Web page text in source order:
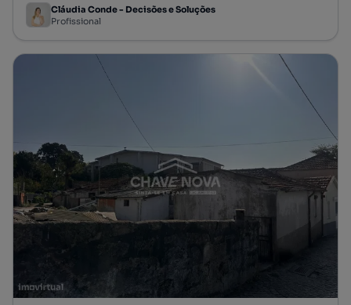
Cláudia Conde - Decisões e Soluções
Profissional